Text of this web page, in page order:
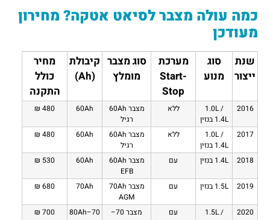
כמה עולה מצבר לסיאט אטקה? מחירון
מעודכן
שנת
ייצור
סוג
מנוע
מערכת
Start-
Stop
סוג מצבר
מומלץ
קיבולת
(Ah)
מחיר
כולל
התקנה
2016
1.0L /
1.4L בנזין
ללא
מצבר 60Ah
רגיל
60Ah
480 ₪
2017
1.0L /
1.4L בנזין
ללא
מצבר 60Ah
רגיל
60Ah
480 ₪
2018 1.4L בנזין עם
מצבר 60Ah
EFB
60Ah
530 ₪
2019 1.5L בנזין עם
מצבר 70Ah
AGM
70Ah
680 ₪
2020
1.5L /
עם
מצבר 70–
70–80Ah
700 ₪